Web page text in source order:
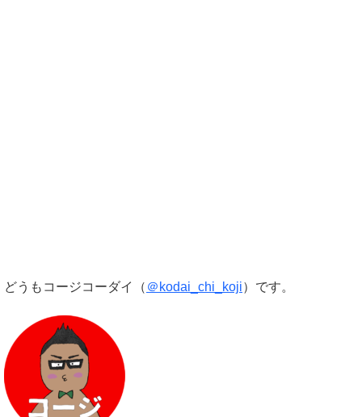
どうもコージコーダイ（ ＠kodai_chi_koji）です。